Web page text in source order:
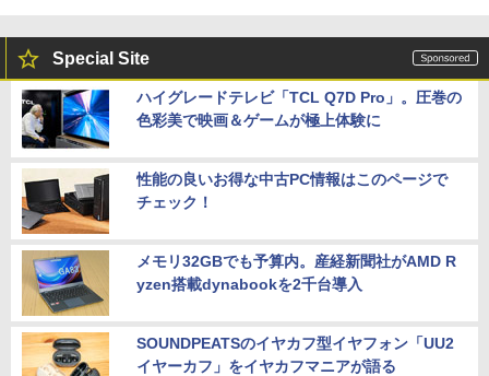
Special Site
ハイグレードテレビ「TCL Q7D Pro」。圧巻の
色彩美で映画＆ゲームが極上体験に
性能の良いお得な中古PC情報はこのページで
チェック！
メモリ32GBでも予算内。産経新聞社がAMD R
yzen搭載dynabookを2千台導入
SOUNDPEATSのイヤカフ型イヤフォン「UU2
イヤーカフ」をイヤカフマニアが語る